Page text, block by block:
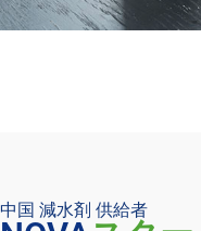
中国 減水剤 供給者